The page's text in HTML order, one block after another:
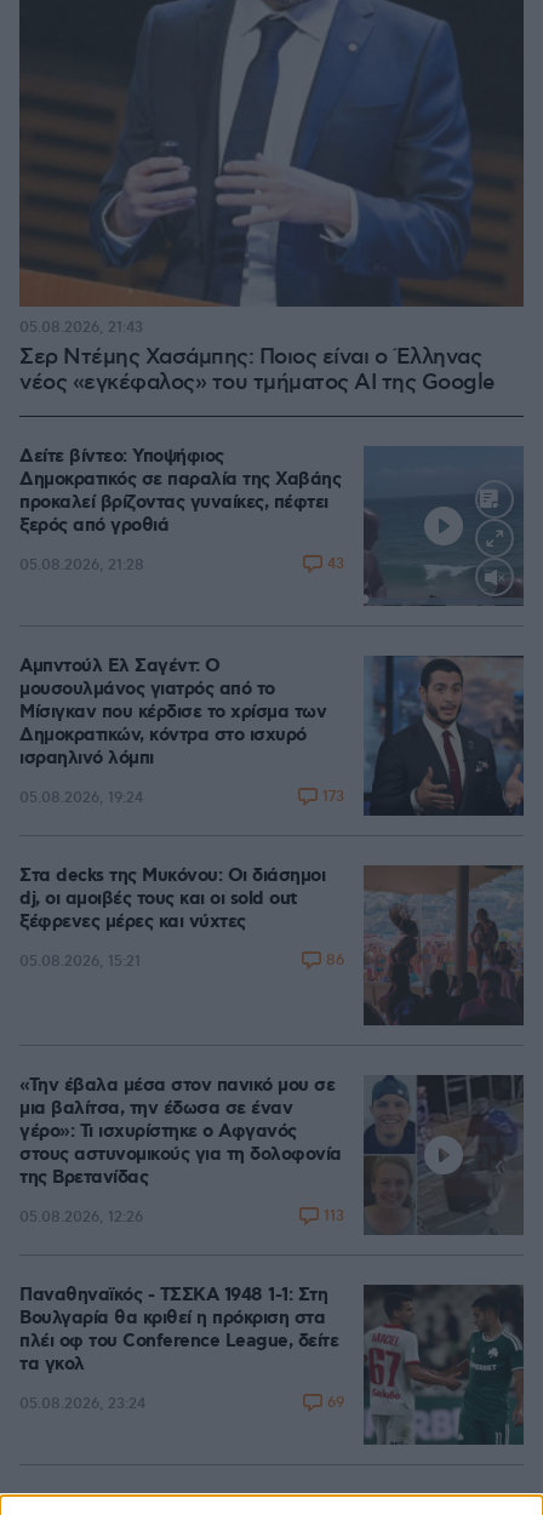
Σερ Ντέμης Χασάμπης: Ποιος είναι ο Έλληνας
νέος «εγκέφαλος» του τμήματος AI της Google
05.08.2026, 21:43
Loaded
Δείτε βίντεο: Υποψήφιος
Δημοκρατικός σε παραλία της Χαβάης
προκαλεί βρίζοντας γυναίκες, πέφτει
ξερός από γροθιά
05.08.2026, 21:28 43
Αμπντούλ Ελ Σαγέντ: Ο
μουσουλμάνος γιατρός από το
Μίσιγκαν που κέρδισε το χρίσμα των
Δημοκρατικών, κόντρα στο ισχυρό
ισραηλινό λόμπι
05.08.2026, 19:24 173
Στα decks της Μυκόνου: Οι διάσημοι
dj, οι αμοιβές τους και οι sold out
ξέφρενες μέρες και νύχτες
05.08.2026, 15:21 86
«Την έβαλα μέσα στον πανικό μου σε
μια βαλίτσα, την έδωσα σε έναν
γέρο»: Τι ισχυρίστηκε ο Αφγανός
στους αστυνομικούς για τη δολοφονία
της Βρετανίδας
05.08.2026, 12:26 113
Παναθηναϊκός - ΤΣΣΚΑ 1948 1-1: Στη
Βουλγαρία θα κριθεί η πρόκριση στα
πλέι οφ του Conference League, δείτε
τα γκολ
05.08.2026, 23:24 69